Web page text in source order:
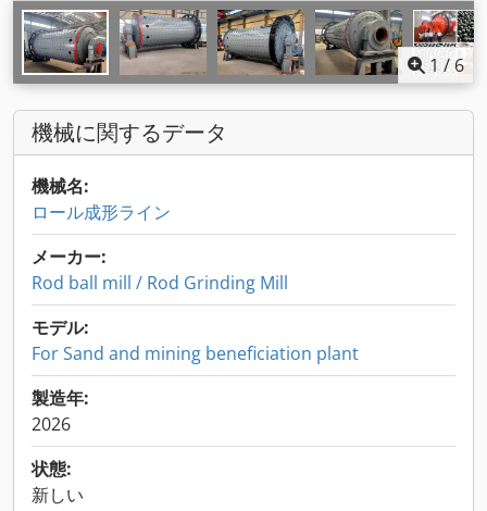
1 / 6
機械に関するデータ
機械名:
ロール成形ライン
メーカー:
Rod ball mill / Rod Grinding Mill
モデル:
For Sand and mining beneficiation plant
製造年:
2026
状態:
新しい